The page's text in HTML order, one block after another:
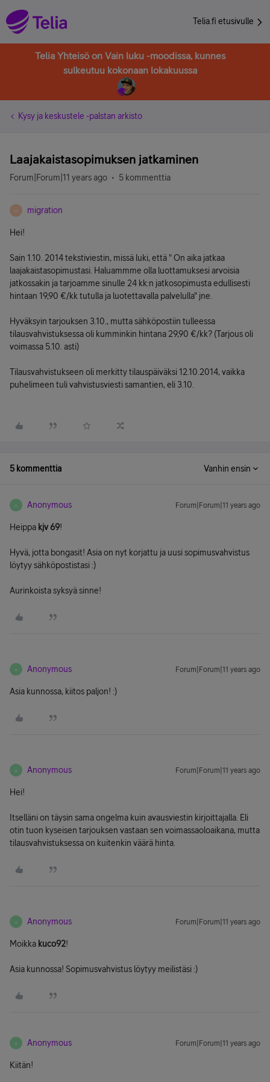
Telia.fi etusivulle
Telia Yhteisö on Vain luku -moodissa, kunnes
sulkeutuu kokonaan lokakuussa
Kysy ja keskustele -palstan arkisto
Laajakaistasopimuksen jatkaminen
Forum|Forum|11 years ago 5 kommenttia
M migration
Hei!
Sain 1.10. 2014 tekstiviestin, missä luki, että " On aika jatkaa
laajakaistasopimustasi. Haluammme olla luottamuksesi arvoisia
jatkossakin ja tarjoamme sinulle 24 kk:n jatkosopimusta edullisesti
hintaan 19,90 €/kk tutulla ja luotettavalla palvelulla" jne.
Hyväksyin tarjouksen 3.10., mutta sähköpostiin tulleessa
tilausvahvistuksessa oli kumminkin hintana 29,90 €/kk? (Tarjous oli
voimassa 5.10. asti)
Tilausvahvistukseen oli merkitty tilauspäiväksi 12.10.2014, vaikka
puhelimeen tuli vahvistusviesti samantien, eli 3.10.
5 kommenttia Vanhin ensin
A Anonymous Forum|Forum|11 years ago
Heippa kjv 69!
Hyvä, jotta bongasit! Asia on nyt korjattu ja uusi sopimusvahvistus
löytyy sähköpostistasi :)
Aurinkoista syksyä sinne!
A Anonymous Forum|Forum|11 years ago
Asia kunnossa, kiitos paljon! :)
A Anonymous Forum|Forum|11 years ago
Hei!
Itselläni on täysin sama ongelma kuin avausviestin kirjoittajalla. Eli
otin tuon kyseisen tarjouksen vastaan sen voimassaoloaikana, mutta
tilausvahvistuksessa on kuitenkin väärä hinta.
A Anonymous Forum|Forum|11 years ago
Moikka kuco92!
Asia kunnossa! Sopimusvahvistus löytyy meilistäsi :)
A Anonymous Forum|Forum|11 years ago
Kiitän!